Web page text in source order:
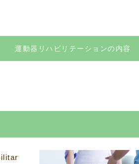
運動器リハビリテーションの内容